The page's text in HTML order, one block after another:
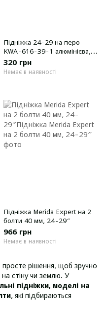
Підніжка 24-29 на перо
KWA-616-39-1 алюмінієва,
чорна
320 грн
Немає в наявності
Підніжка Merida Expert на 2
болти 40 мм, 24-29″
966 грн
Немає в наявності
рішення, щоб зручно
стіну чи землю. У
підніжки, моделі на
, які підбираються